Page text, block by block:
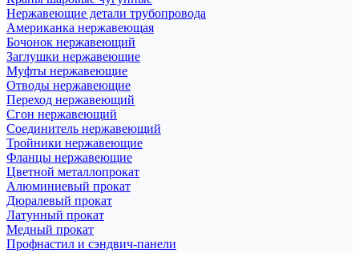
Нержавеющие детали трубопровода
Американка нержавеющая
Бочонок нержавеющий
Заглушки нержавеющие
Муфты нержавеющие
Отводы нержавеющие
Переход нержавеющий
Сгон нержавеющий
Соединитель нержавеющий
Тройники нержавеющие
Фланцы нержавеющие
Цветной металлопрокат
Алюминиевый прокат
Дюралевый прокат
Латунный прокат
Медный прокат
Профнастил и сэндвич-панели